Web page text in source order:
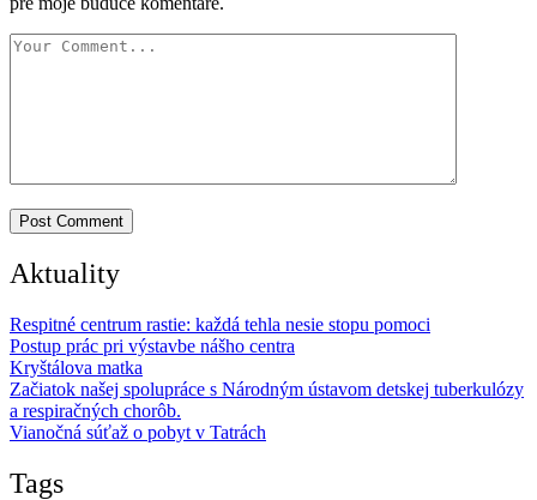
Aktuality
Respitné centrum rastie: každá tehla nesie stopu pomoci
Postup prác pri výstavbe nášho centra
Kryštálova matka
Začiatok našej spolupráce s Národným ústavom detskej tuberkulózy
a respiračných chorôb.
Vianočná súťaž o pobyt v Tatrách
Tags